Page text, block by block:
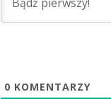
0 KOMENTARZY